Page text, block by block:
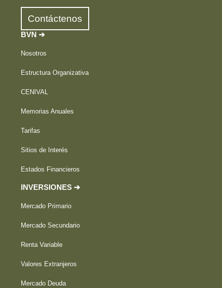
Contáctenos
BVN ➔
Nosotros
Estructura Organizativa
CENIVAL
Memorias Anuales
Tarifas
Sitios de Interés
Estados Financieros
INVERSIONES ➔
Mercado Primario
Mercado Secundario
Renta Variable
Valores Extranjeros
Mercado Deuda